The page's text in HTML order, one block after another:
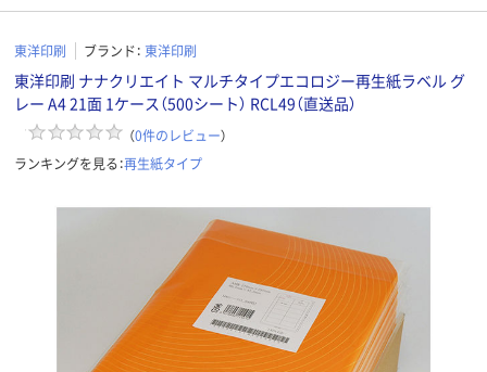
東洋印刷 ブランド： 東洋印刷
東洋印刷 ナナクリエイト マルチタイプエコロジー再生紙ラベル グ
レー A4 21面 1ケース（500シート） RCL49（直送品）
（0件のレビュー）
ランキングを見る：再生紙タイプ